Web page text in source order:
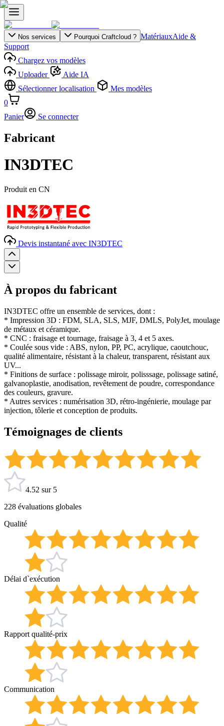
Nos services Pourquoi Craftcloud ? MatériauxAide &
Support
Chargez vos modèles
Uploader
Aide IA
Sélectionner localisation
Mes modèles
0
Panier
Se connecter
Fabricant
IN3DTEC
Produit en CN
Devis instantané avec IN3DTEC
À propos du fabricant
IN3DTEC offre un ensemble de services, dont :
* Impression 3D : FDM, SLA, SLS, MJF, DMLS, PolyJet, moulage
de métaux et céramique.
* CNC : fraisage et tournage, fraisage à 3, 4 et 5 axes.
* Coulée sous vide : ABS, nylon, PP, PC, acrylique, caoutchouc,
qualité alimentaire, résistant à la chaleur, transparent, résistant aux
UV...
* Finitions de surface : polissage miroir, polisssage, polissage satiné,
galvanoplastie, anodisation, revêtement de poudre, correspondance
des couleurs, gravure.
* Autres services : numérisation 3D, rétro-ingénierie, moulage par
injection, tôlerie et conception de produits.
Témoignages de clients
4.52 sur 5
228 évaluations globales
Qualité
Délai d`exécution
Rapport qualité-prix
Communication